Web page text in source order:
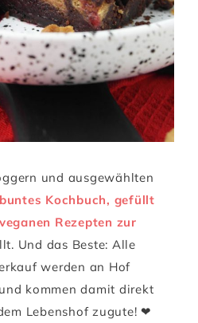
und ausgewählten
buntes Kochbuch, gefüllt
Rezepten zur
Und das Beste: Alle
werden an Hof
kommen damit direkt
Lebenshof zugute! ❤